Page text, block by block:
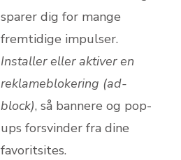
sparer dig for mange
fremtidige impulser.
Installer eller aktiver en
reklameblokering (ad-
block), så bannere og pop-
ups forsvinder fra dine
favorit­sites.